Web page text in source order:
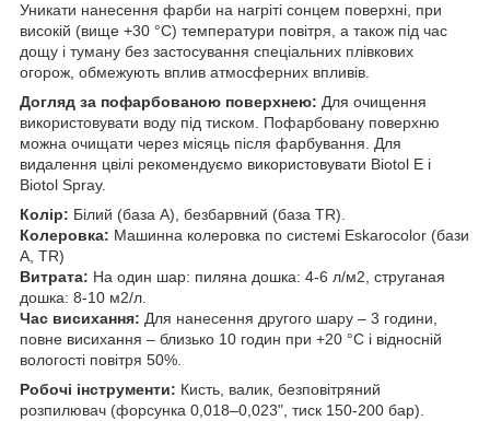
Уникати нанесення фарби на нагріті сонцем поверхні, при
високій (вище +30 °С) температури повітря, а також під час
дощу і туману без застосування спеціальних плівкових
огорож, обмежують вплив атмосферних впливів.
Догляд за пофарбованою поверхнею: Для очищення
використовувати воду під тиском. Пофарбовану поверхню
можна очищати через місяць після фарбування. Для
видалення цвілі рекомендуємо використовувати Biotol E і
Biotol Spray.
Колір: Білий (база А), безбарвний (база TR).
Колеровка: Машинна колеровка по системі Eskarocolor (бази
А, TR)
Витрата: На один шар: пиляна дошка: 4-6 л/м2, струганая
дошка: 8-10 м2/л.
Час висихання: Для нанесення другого шару – 3 години,
повне висихання – близько 10 годин при +20 °С і відносній
вологості повітря 50%.
Робочі інструменти: Кисть, валик, безповітряний
розпилювач (форсунка 0,018–0,023", тиск 150-200 бар).